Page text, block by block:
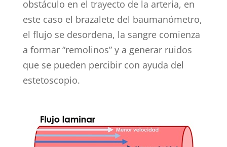
obstáculo en el trayecto de la arteria, en
este caso el brazalete del baumanómetro,
el flujo se desordena, la sangre comienza
a formar “remolinos” y a generar ruidos
que se pueden percibir con ayuda del
estetoscopio.